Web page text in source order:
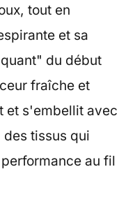
tout en
et sa
du début
fraîche et
et s'embellit avec
tissus qui
au fil